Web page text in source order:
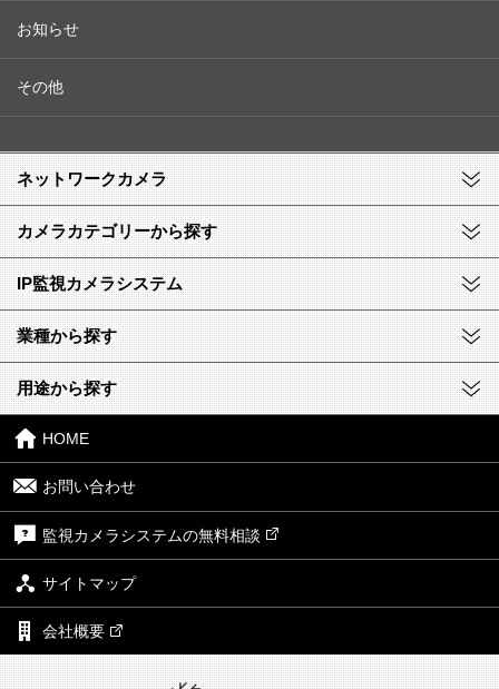
お知らせ
その他
ネットワークカメラ
カメラカテゴリーから探す
IP監視カメラシステム
業種から探す
用途から探す
HOME
お問い合わせ
監視カメラシステムの無料相談
サイトマップ
会社概要